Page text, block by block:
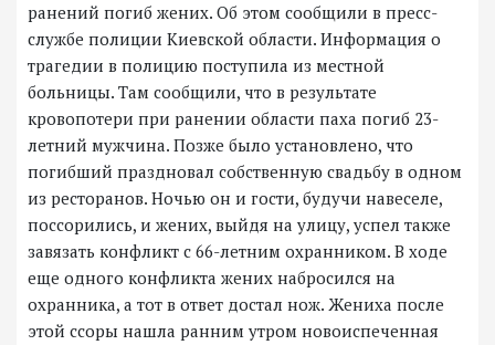
ранений погиб жених. Об этом сообщили в пресс-
службе полиции Киевской области. Информация о
трагедии в полицию поступила из местной
больницы. Там сообщили, что в результате
кровопотери при ранении области паха погиб 23-
летний мужчина. Позже было установлено, что
погибший праздновал собственную свадьбу в одном
из ресторанов. Ночью он и гости, будучи навеселе,
поссорились, и жених, выйдя на улицу, успел также
завязать конфликт с 66-летним охранником. В ходе
еще одного конфликта жених набросился на
охранника, а тот в ответ достал нож. Жениха после
этой ссоры нашла ранним утром новоиспеченная